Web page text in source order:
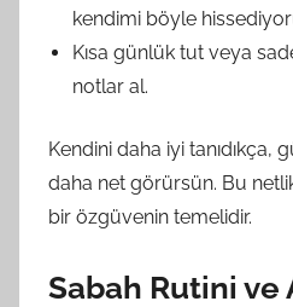
kendimi böyle
Kısa günlük tut veya
notlar al.
Kendini daha iyi tanıdıkça,
daha net görürsün. Bu
bir özgüvenin temelidir.
Sabah Rutini ve